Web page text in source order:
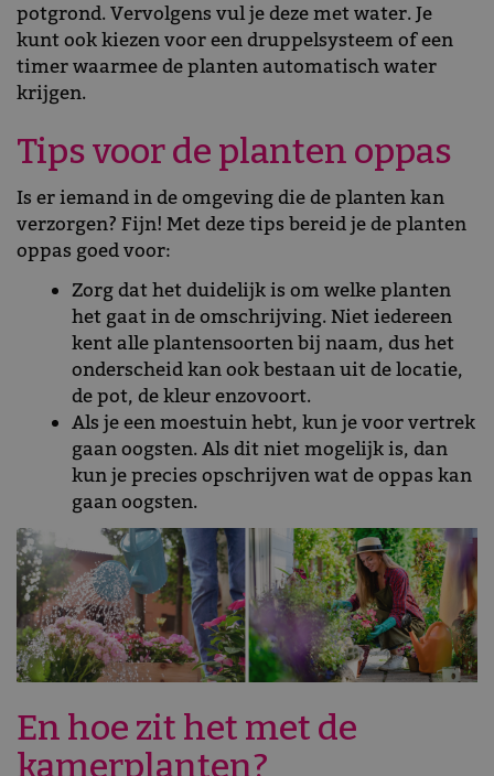
potgrond. Vervolgens vul je deze met water. Je
kunt ook kiezen voor een druppelsysteem of een
timer waarmee de planten automatisch water
krijgen.
Tips voor de planten oppas
Is er iemand in de omgeving die de planten kan
verzorgen? Fijn! Met deze tips bereid je de planten
oppas goed voor:
Zorg dat het duidelijk is om welke planten
het gaat in de omschrijving. Niet iedereen
kent alle plantensoorten bij naam, dus het
onderscheid kan ook bestaan uit de locatie,
de pot, de kleur enzovoort.
Als je een moestuin hebt, kun je voor vertrek
gaan oogsten. Als dit niet mogelijk is, dan
kun je precies opschrijven wat de oppas kan
gaan oogsten.
En hoe zit het met de
kamerplanten?